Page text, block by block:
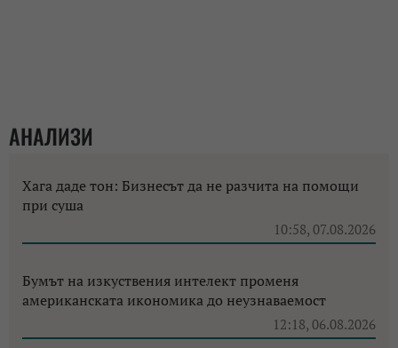
АНАЛИЗИ
Хага даде тон: Бизнесът да не разчита на помощи
при суша
10:58, 07.08.2026
Бумът на изкуствения интелект променя
американската икономика до неузнаваемост
12:18, 06.08.2026